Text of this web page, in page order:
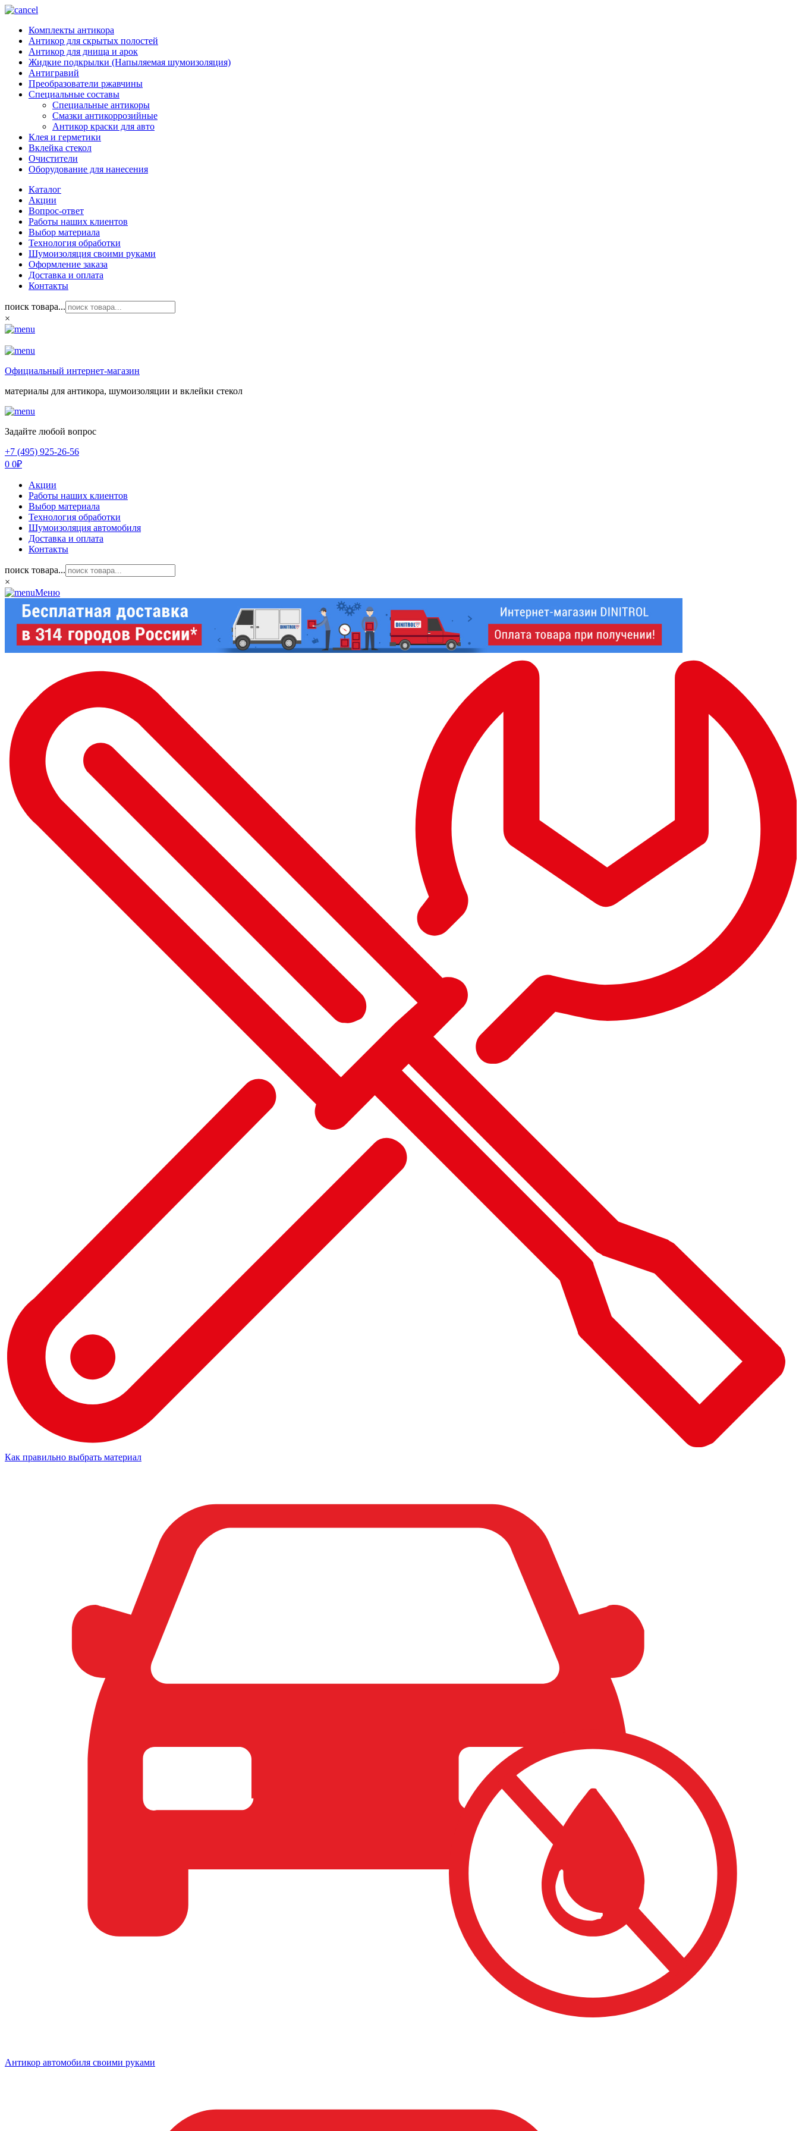
Комплекты антикора
Антикор для скрытых полостей
Антикор для днища и арок
Жидкие подкрылки (Напыляемая шумоизоляция)
Антигравий
Преобразователи ржавчины
Специальные составы
Специальные антикоры
Смазки антикоррозийные
Антикор краски для авто
Клея и герметики
Вклейка стекол
Очистители
Оборудование для нанесения
Каталог
Акции
Вопрос-ответ
Работы наших клиентов
Выбор материала
Технология обработки
Шумоизоляция своими руками
Оформление заказа
Доставка и оплата
Контакты
поиск товара...
×
Официальный интернет-магазин
материалы для антикора, шумоизоляции и вклейки стекол
Задайте любой вопрос
+7 (495) 925-26-56
0 0₽
Акции
Работы наших клиентов
Выбор материала
Технология обработки
Шумоизоляция автомобиля
Доставка и оплата
Контакты
поиск товара...
×
Меню
Как правильно выбрать материал
Антикор автомобиля своими руками